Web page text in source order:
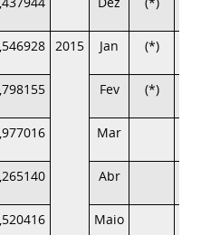
2015 Jan (*)
Fev (*)
Mar
Abr
Maio